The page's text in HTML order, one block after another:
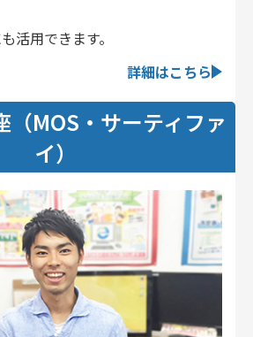
活用できます。
詳細はこちら
（MOS・サーティファ
イ）